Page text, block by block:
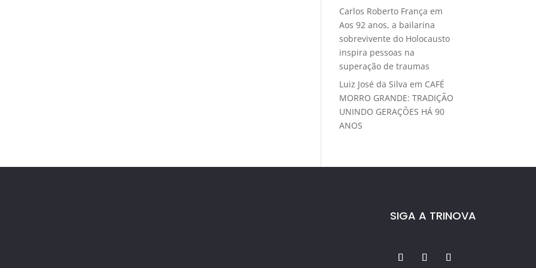
Carlos Roberto França em
Aos 92 anos, a bailarina
sobrevivente do Holocausto
inspira pessoas na
superação de traumas
Luiz José da Silva em CAFÉ
MORRO GRANDE: TRADIÇÃO
UNINDO GERAÇÕES HÁ 90
ANOS
SIGA A TRINOVA